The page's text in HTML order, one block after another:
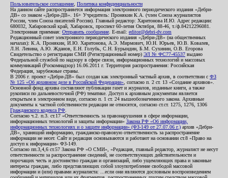
Пользовательское соглашение Политика конфиденциальности
На данном сайте распространяется информация электронного периодического издания «Дебри-
ДВ» со знаком «Дебри-ДВ». 16+ Учредитель: Пронякин К.А. (член Союза журналистов
России, член Союза писателей России). Главный редактор: Харитонова И.Ю. Адрес редакции:
680032, Хабаровский край, Хабаровск, проспект 60-летия Октября, 88-46, т./ф.84212296081.
Электронная приемная: Отправить сообщение . E-mail: editor@debri-dv.com
Редакционный совет электронного периодического издания «Дебри-ДВ» (на общественных
началах): К.А. Пронякин, И.Ю. Харитонова, А.Э. Мирмович, Ю.Н. Юрьев, Ю.В. Ковалев,
Л.Н. Левина, А.Ю. Жданов, Е.Н. Голубь, С.Н. Бурындин, Б.М. Сухинин, О.В. Егорова
Свидетельство о регистрации СМИ (Регистрационный номер) ЭЛ № ФС77-45537 выдано
Федеральной службой по надзору в сфере связи, информационных технологий и массовых
коммуникаций (Роскомнадзор) 16.06.2011 г. Территория распространения: Российская
Федерация, зарубежные страны.
В 2006 г. проект «Дебри-ДВ» был создан как электронный частный архив, в соответствии с ФЗ
№ 125 «Об архивном деле в Российской Федерации» , согласно п. 2 ст. 13 «Создание архивов».
Основной фонд архива составляют публикации газет и журналов, изданные книги, а также
рукописи по дальневосточной (РФ) тематике. Доступ к архивным документам является
открытым в электронном виде, согласно п. 1 ст. 24 вышеобозначенного закона. Архивные
документы к частной собственности редакции не относятся, согласно ст.ст. 1275, 1276, 1306
Гражданского кодекса РФ
Согласно ч.2. п.3. ст.17 «Ответственность за правонарушения в сфере информации,
информационных технологий и защиты информации» Закона РФ «Об информации,
информационных технологиях и о защите информации» (ФЗ-149 от 27.07.06 г.) архив «Дебри-
ДВ», хранящий информацию, гражданско-правовую ответственность за распространение
информации не несет. Сайт и редакция основываются и работают на основании ст.8 «Право на
доступ к информации» ФЗ-149.
Согласно пп.3,4,6 ст.57 Закона РФ «О СМИ», «Редакция, главный редактор, журналист не несут
ответственности за распространение сведений, не соответствующих действительности и
порочащих честь и достоинство граждан и организаций, либо ущемляющих права и законные
интересы граждан, либо представляющих собой злоупотребление свободой массовой
информации и (или) правами журналиста: ...если они являются дословным воспроизведением